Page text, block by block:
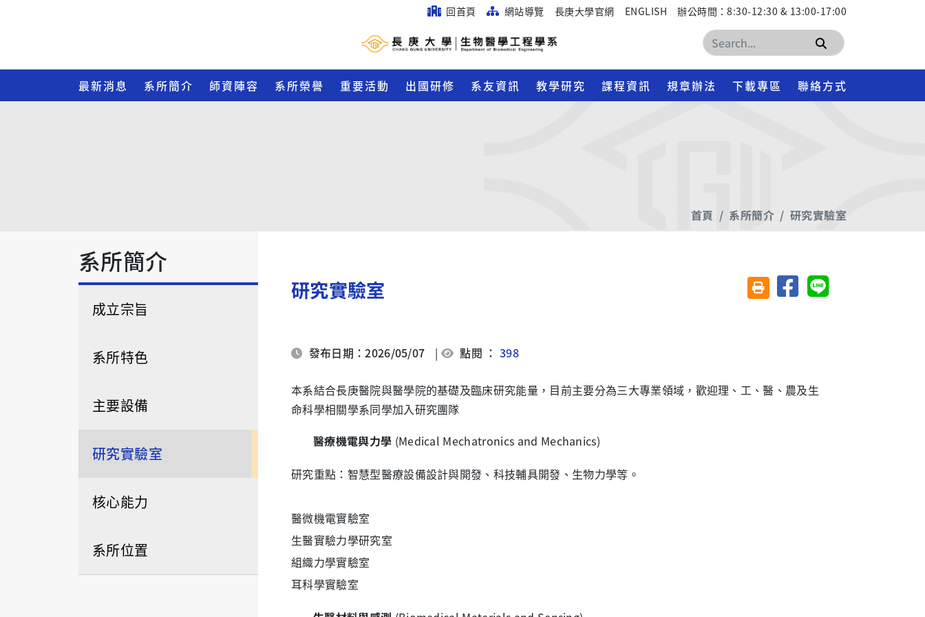
回首頁 網站導覽 長庚大學官網 ENGLISH 辦公時間：8:30-12:30 & 13:00-17:00
搜尋
最新消息 系所簡介 師資陣容 系所榮譽 重要活動 出國研修 系友資訊 教學研究 課程資訊 規章辦法 下載專區 聯絡方式
首頁 系所簡介 研究實驗室
系所簡介
成立宗旨
系所特色
主要設備
研究實驗室
核心能力
系所位置
研究實驗室 友善列印(另開視窗)
分享至臉書分享至 Line
發布日期：2026/05/07 | 點閱 ：398
本系結合長庚醫院與醫學院的基礎及臨床研究能量，目前主要分為三大專業領域，歡迎理、工、醫、農及生
命科學相關學系同學加入研究團隊
醫療機電與力學 (Medical Mechatronics and Mechanics)
研究重點：智慧型醫療設備設計與開發、科技輔具開發、生物力學等。
醫微機電實驗室
生醫實驗力學研究室
組織力學實驗室
耳科學實驗室